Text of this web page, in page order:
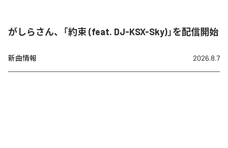
がしらさん、「約束 (feat. DJ-KSX-Sky)」を配信開始
新曲情報 2026.8.7